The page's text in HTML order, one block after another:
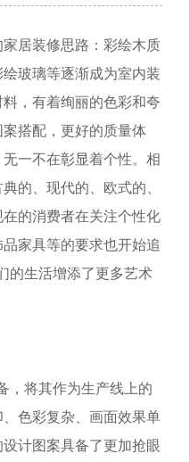
居装修思路：彩绘木质
玻璃等逐渐成为室内装
，有着绚丽的色彩和夸
搭配，更好的质量体
一不在彰显着个性。相
的、现代的、欧式的、
的消费者在关注个性化
家具等的要求也开始追
的生活增添了更多艺术
，将其作为生产线上的
色彩复杂、画面效果单
计图案具备了更加抢眼